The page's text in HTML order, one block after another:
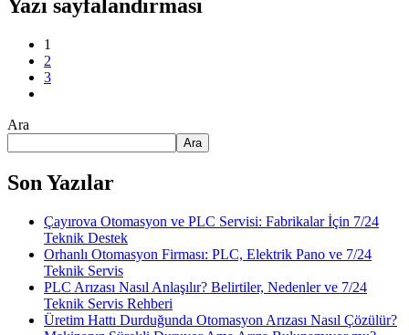
Yazı sayfalandırması
1
2
3
Ara
Ara
Son Yazılar
Çayırova Otomasyon ve PLC Servisi: Fabrikalar İçin 7/24
Teknik Destek
Orhanlı Otomasyon Firması: PLC, Elektrik Pano ve 7/24
Teknik Servis
PLC Arızası Nasıl Anlaşılır? Belirtiler, Nedenler ve 7/24
Teknik Servis Rehberi
Üretim Hattı Durduğunda Otomasyon Arızası Nasıl Çözülür?